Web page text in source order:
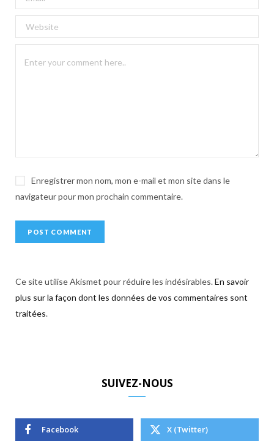
Enregistrer mon nom, mon e-mail et mon site dans le
navigateur pour mon prochain commentaire.
e
n
Ce site utilise Akismet pour réduire les indésirables.En savoir
plus sur la façon dont les données de vos commentaires sont
traitées.
SUIVEZ-NOUS
Facebook X (Twitter)